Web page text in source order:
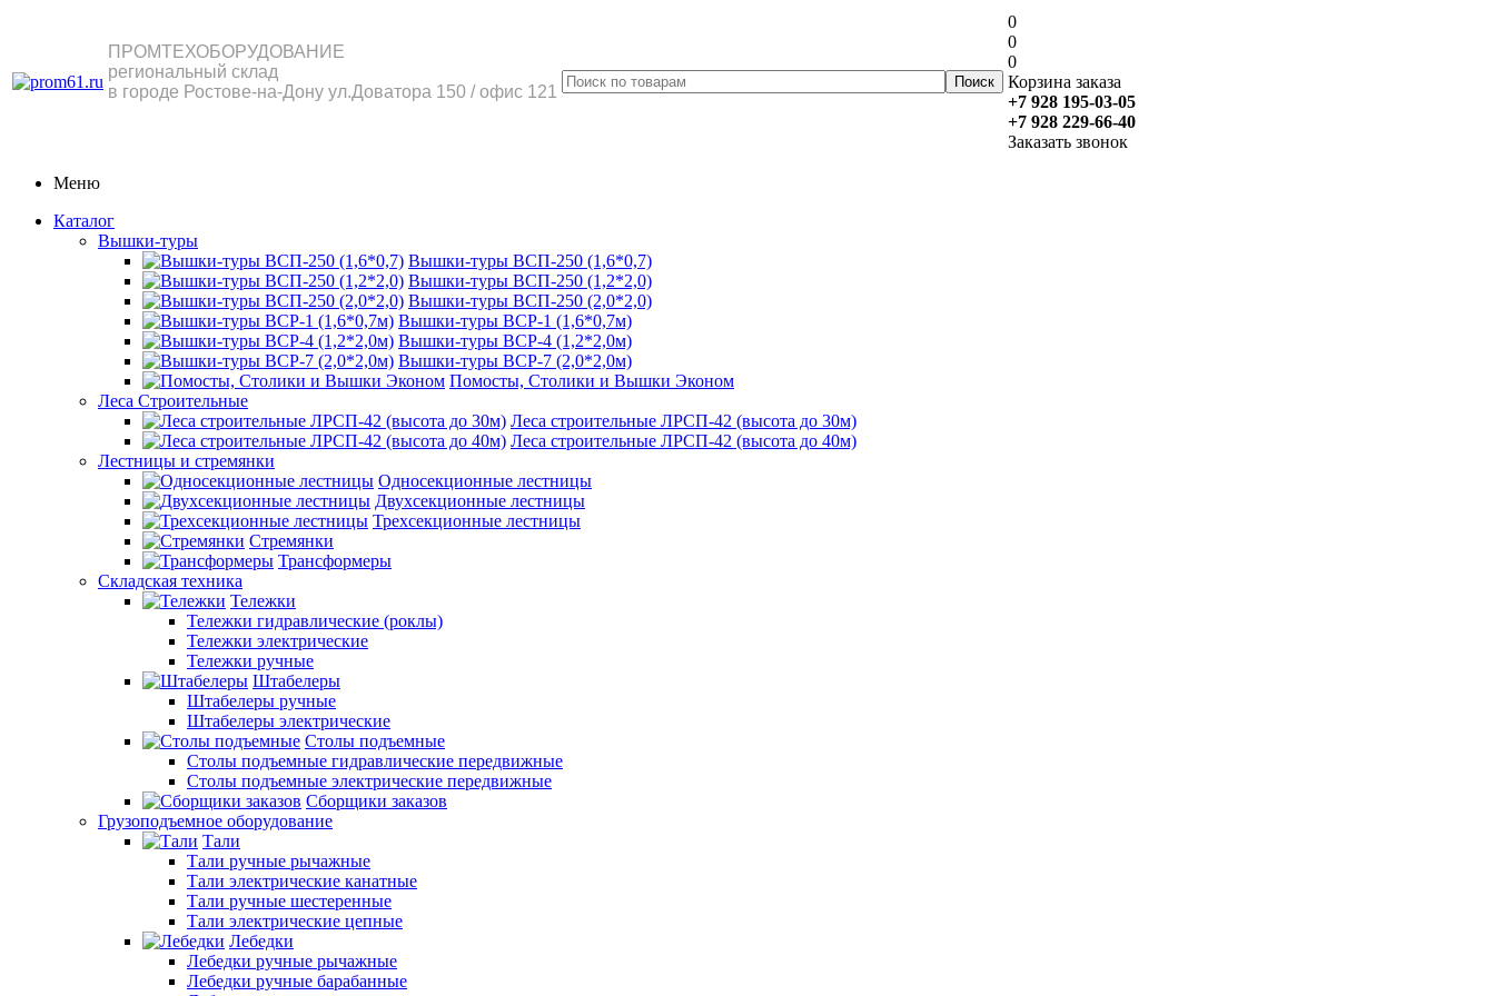
ПРОМТЕХОБОРУДОВАНИЕ
региональный склад
в городе Ростове-на-Дону ул.Доватора 150 / офис 121
0
0
0
Корзина заказа
+7 928 195-03-05
+7 928 229-66-40
Заказать звонок
Меню
Каталог
Вышки-туры
Вышки-туры ВСП-250 (1,6*0,7)
Вышки-туры ВСП-250 (1,2*2,0)
Вышки-туры ВСП-250 (2,0*2,0)
Вышки-туры ВСР-1 (1,6*0,7м)
Вышки-туры ВСР-4 (1,2*2,0м)
Вышки-туры ВСР-7 (2,0*2,0м)
Помосты, Столики и Вышки Эконом
Леса Строительные
Леса строительные ЛРСП-42 (высота до 30м)
Леса строительные ЛРСП-42 (высота до 40м)
Лестницы и стремянки
Односекционные лестницы
Двухсекционные лестницы
Трехсекционные лестницы
Стремянки
Трансформеры
Складская техника
Тележки
Тележки гидравлические (роклы)
Тележки электрические
Тележки ручные
Штабелеры
Штабелеры ручные
Штабелеры электрические
Столы подъемные
Столы подъемные гидравлические передвижные
Столы подъемные электрические передвижные
Сборщики заказов
Грузоподъемное оборудование
Тали
Тали ручные рычажные
Тали электрические канатные
Тали ручные шестеренные
Тали электрические цепные
Лебедки
Лебедки ручные рычажные
Лебедки ручные барабанные